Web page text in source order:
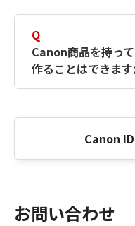
Q
Canon商品を持っ
作ることはできます
Canon
お問い合わせ